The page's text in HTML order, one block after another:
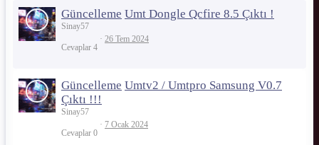
Güncelleme Umt Dongle Qcfire 8.5 Çıktı !
Sinay57
Cevaplar 4
26 Tem 2024
Güncelleme Umtv2 / Umtpro Samsung V0.7
Çıktı !!!
Sinay57
Cevaplar 0
7 Ocak 2024